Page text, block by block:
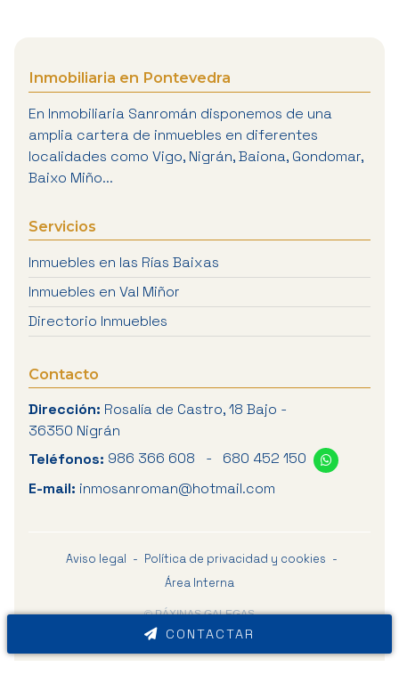
CONTACTAR
Inmobiliaria en Pontevedra
En Inmobiliaria Sanromán disponemos de una
amplia cartera de inmuebles en diferentes
localidades como Vigo, Nigrán, Baiona, Gondomar,
Baixo Miño...
Servicios
Inmuebles en las Rías Baixas
Inmuebles en Val Miñor
Directorio Inmuebles
Contacto
Dirección: Rosalía de Castro, 18 Bajo -
36350 Nigrán
Teléfonos: 986 366 608 -
680 452 150
E-mail: inmosanroman@hotmail.com
Aviso legal - Política de privacidad y cookies -
Área Interna
© PÁXINAS GALEGAS